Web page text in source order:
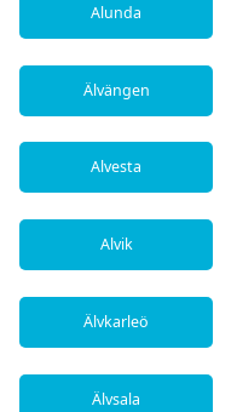
Alunda
Älvängen
Alvesta
Alvik
Älvkarleö
Älvsala